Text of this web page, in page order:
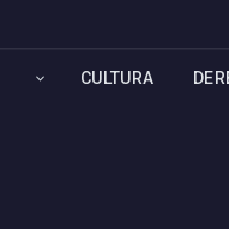
CULTURA